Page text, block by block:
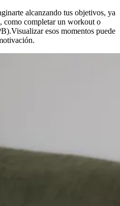
alcanzando tus objetivos, ya
como completar un workout o
esos momentos puede